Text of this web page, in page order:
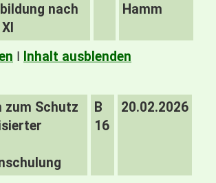
nach
Hamm
I Inhalt ausblenden
zum Schutz
B
16
20.02.2026